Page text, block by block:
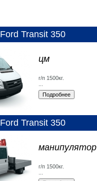
Ford Transit 350
цм
г/п 1500кг.
Ford Transit 350
манипулятор
г/п 1500кг.